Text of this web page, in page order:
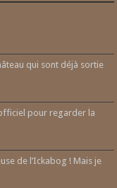
qui sont déjà sortie
pour regarder la
de l’Ickabog ! Mais je